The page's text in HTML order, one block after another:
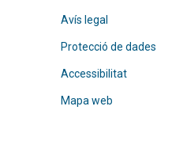
Avís legal
Protecció de dades
Accessibilitat
Mapa web